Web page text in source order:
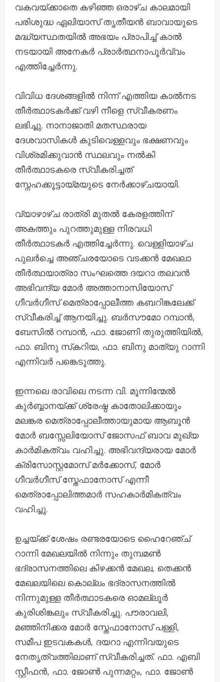
വകവയ്ക്കാതെ കഴിഞ്ഞ ഒരാഴ്ച കാലമായി
പരിശുദ്ധ ഏലിയാസ് തൃതീയൻ ബാവായുടെ
മദ്ധ്യസ്ഥതയിൽ അഭയം പ്രാപിച്ച് കാൽ
നടയായി അനേകർ പ്രാർത്ഥനാപൂർവ്വം
എത്തിച്ചേർന്നു.
വിവിധ ദേശങ്ങളിൽ നിന്ന് എത്തിയ കാൽനട
തീർത്ഥാടകർക്ക് വഴി നീളെ സ്വീകരണം
ലഭിച്ചു. നാനാജാതി മതസ്ഥരായ
ദേശവാസികൾ കുടിവെള്ളവും ഭക്ഷണവും
വിശ്രമിക്കുവാൻ സ്ഥലവും നൽകി
തീർത്ഥാടകരെ സ്വീകരിച്ചത്
സ്നേഹക്കൂട്ടായ്മയുടെ നേർക്കാഴ്ചയായി.
വ്യാഴാഴ്ച രാത്രി മുതല്‍ കേരളത്തിന്
അകത്തും പുറത്തുമുള്ള നിരവധി
തീര്‍ത്ഥാടകര്‍ എത്തിച്ചേര്‍ന്നു. വെള്ളിയാഴ്ച
പുലര്‍ച്ചെ അഞ്ചരയോടെ വടക്കന്‍ മേഖലാ
തീര്‍ത്ഥയാത്രാ സംഘത്തെ ദയറാ തലവന്‍
അഭിവന്ദ്യ മോര്‍ അത്താനാസിയോസ്
ഗീവര്‍ഗീസ് മെത്രാപ്പോലീത്ത കബറിങ്കലേക്ക്
സ്വീകരിച്ച് ആനയിച്ചു. ബര്‍സൗമോ റമ്പാന്‍,
ബേസില്‍ റമ്പാന്‍, ഫാ. ജോണി തുരുത്തിയില്‍,
ഫാ. ബിനു സ്‌കറിയ, ഫാ. ബിനു മാത്യു റാന്നി
എന്നിവര്‍ പങ്കെടുത്തു.
ഇന്നലെ രാവിലെ നടന്ന വി. മൂന്നിന്മേല്‍
കുര്‍ബ്ബാനയ്ക്ക് ശ്രേഷ്ഠ കാതോലിക്കായും
മലങ്കര മെത്രാപ്പോലീത്തായുമായ ആബൂൻ
മോർ ബസ്സേലിയോസ് ജോസഫ് ബാവ മുഖ്യ
കാര്‍മികത്വം വഹിച്ചു. അഭിവന്ദ്യരായ മോര്‍
ക്രിസോസ്റ്റമോസ് മര്‍ക്കോസ്, മോര്‍
ഗീവര്‍ഗീസ് സ്തേഫാനോസ് എന്നീ
മെത്രാപ്പോലിത്തമാര്‍ സഹകാര്‍മികത്വം
വഹിച്ചു.
ഉച്ചയ്ക്ക് ശേഷം രണ്ടരയോടെ ഹൈറേഞ്ച്
റാന്നി മേഖലയില്‍ നിന്നും തുമ്പമണ്‍
ഭദ്രാസനത്തിലെ കിഴക്കന്‍ മേഖല, തെക്കന്‍
മേഖലയിലെ കൊല്ലം ഭദ്രാസനത്തില്‍
നിന്നുമുള്ള തീര്‍ത്ഥാടകരെ ഓമല്ലൂര്‍
കുരിശിങ്കലും സ്വീകരിച്ചു. പൗരാവലി,
മഞ്ഞിനിക്കര മോര്‍ സ്തേഫാനോസ് പള്ളി,
സമീപ ഇടവകകള്‍, ദയറാ എന്നിവയുടെ
നേതൃത്വത്തിലാണ് സ്വീകരിച്ചത്. ഫാ. എബി
സ്റ്റീഫന്‍, ഫാ. ജോണ്‍ പുന്നമറ്റം, ഫാ. ജോണ്‍